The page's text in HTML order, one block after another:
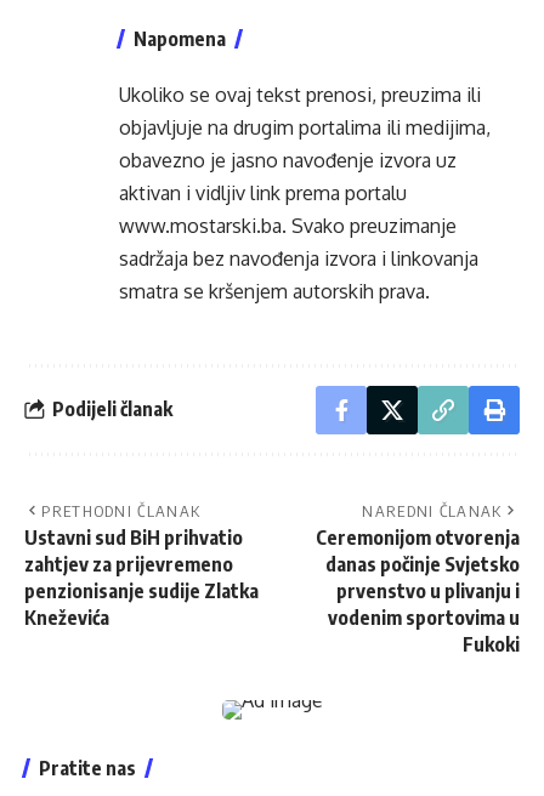
Napomena
Ukoliko se ovaj tekst prenosi, preuzima ili
objavljuje na drugim portalima ili medijima,
obavezno je jasno navođenje izvora uz
aktivan i vidljiv link prema portalu
www.mostarski.ba. Svako preuzimanje
sadržaja bez navođenja izvora i linkovanja
smatra se kršenjem autorskih prava.
Podijeli članak
PRETHODNI ČLANAK
Ustavni sud BiH prihvatio
zahtjev za prijevremeno
penzionisanje sudije Zlatka
Kneževića
NAREDNI ČLANAK
Ceremonijom otvorenja
danas počinje Svjetsko
prvenstvo u plivanju i
vodenim sportovima u
Fukoki
Pratite nas